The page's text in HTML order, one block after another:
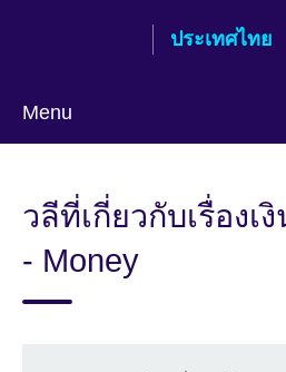
ประเทศไทย
Menu
วลีที่เกี่ยวกับเรื่องเ
- Money